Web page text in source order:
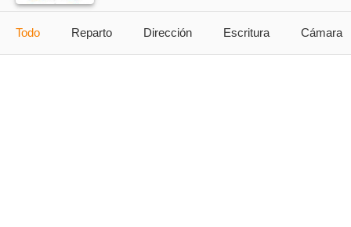
Todo Reparto Dirección Escritura Cámara